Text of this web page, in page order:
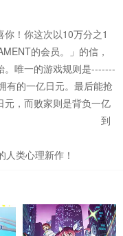
！你这次以10万分之1
的会员。」的信，
。唯一的游戏规则是-------
有的一亿日元。最后能抢
元，而败家则是背负一亿
…。 到
信谁呢…？
心理新作！